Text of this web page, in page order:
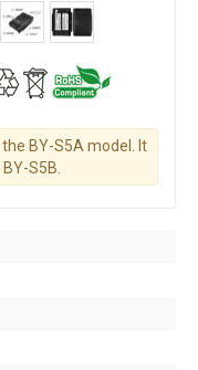
BY-S5A model. It
S5B.